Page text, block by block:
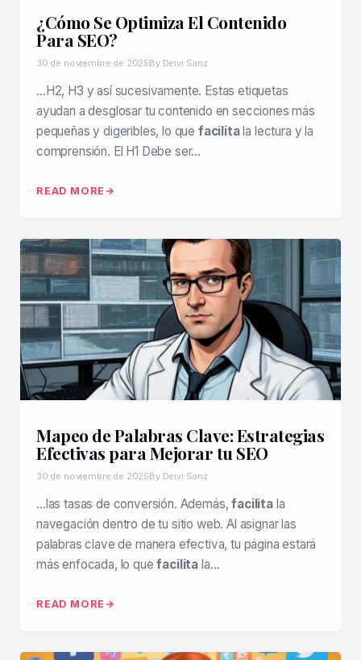
¿Cómo Se Optimiza El Contenido
Para SEO?
30 de noviembre de 2025By Deivi Sanz
…H2, H3 y así sucesivamente. Estas etiquetas
ayudan a desglosar tu contenido en secciones más
pequeñas y digeribles, lo que facilitala lectura y la
comprensión. El H1 Debe ser…
READ MORE
Mapeo de Palabras Clave: Estrategias
Efectivas para Mejorar tu SEO
30 de noviembre de 2025By Deivi Sanz
…las tasas de conversión. Además,facilitala
navegación dentro de tu sitio web. Al asignar las
palabras clave de manera efectiva, tu página estará
más enfocada, lo quefacilita la…
READ MORE